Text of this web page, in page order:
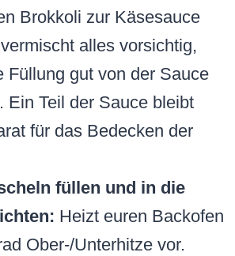
Brokkoli zur Käsesauce
alles vorsichtig,
Füllung gut von der Sauce
Ein Teil der Sauce bleibt
für das Bedecken der
füllen und in die
Heizt euren Backofen
Ober-/Unterhitze vor.